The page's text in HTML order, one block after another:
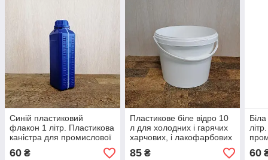
Синій пластиковий
флакон 1 літр. Пластикова
каністра для промислової
хімії, моторної оливи.
60 ₴
Пластикове біле відро 10
л для холодних і гарячих
харчових, і лакофарбових
наповнений
85₴ 60